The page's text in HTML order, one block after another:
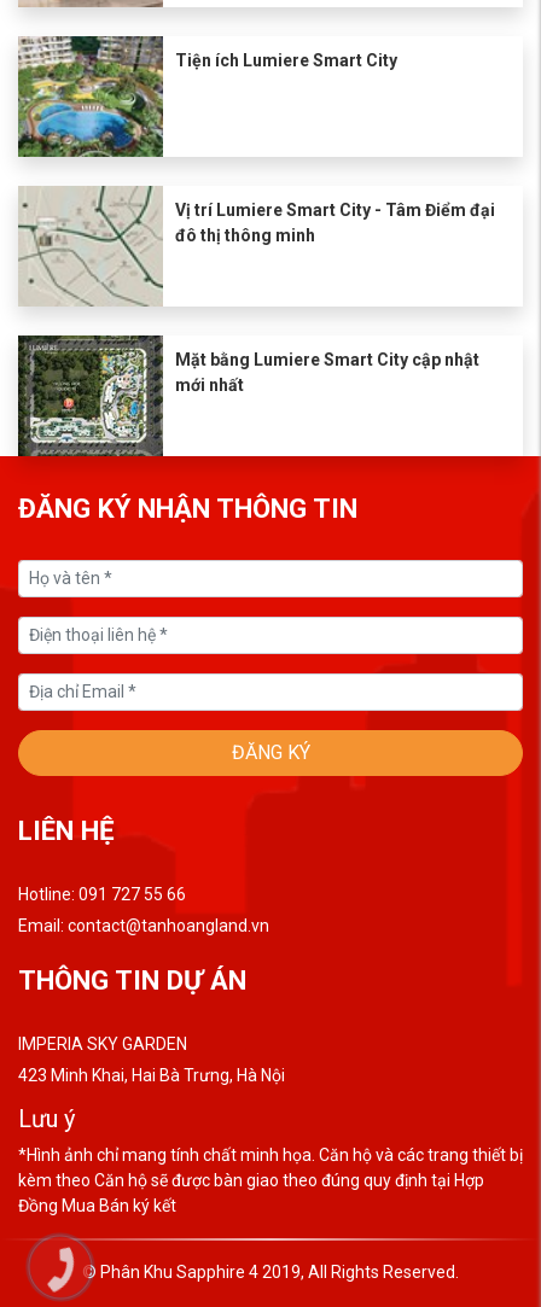
Tiện ích Lumiere Smart City
Vị trí Lumiere Smart City - Tâm Điểm đại
đô thị thông minh
Mặt bằng Lumiere Smart City cập nhật
mới nhất
ĐĂNG KÝ NHẬN THÔNG TIN
ĐĂNG KÝ
LIÊN HỆ
Hotline: 091 727 55 66
Email: contact@tanhoangland.vn
THÔNG TIN DỰ ÁN
IMPERIA SKY GARDEN
423 Minh Khai, Hai Bà Trưng, Hà Nội
Lưu ý
*Hình ảnh chỉ mang tính chất minh họa. Căn hộ và các trang thiết bị
kèm theo Căn hộ sẽ được bàn giao theo đúng quy định tại Hợp
Đồng Mua Bán ký kết
© Phân Khu Sapphire 4 2019, All Rights Reserved.